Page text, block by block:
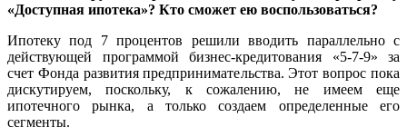
«Доступная ипотека»? Кто сможет ею воспользоваться?
Ипотеку под 7 процентов решили вводить параллельно с
действующей программой бизнес-кредитования «5-7-9» за
счет Фонда развития предпринимательства. Этот вопрос пока
дискутируем, поскольку, к сожалению, не имеем еще
ипотечного рынка, а только создаем определенные его
сегменты.